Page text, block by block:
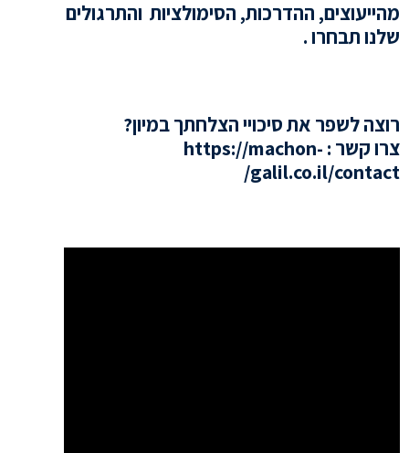
מהייעוצים, ההדרכות, הסימולציות והתרגולים
שלנו תבחרו .
רוצה לשפר את סיכויי הצלחתך במיון?
צרו קשר : https://machon-
galil.co.il/contact
/